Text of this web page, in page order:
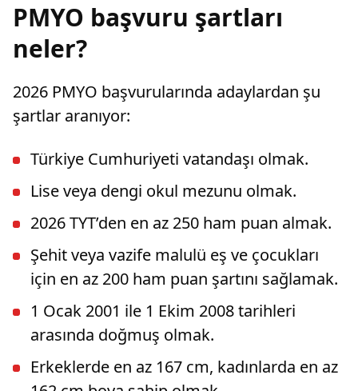
PMYO başvuru şartları
neler?
2026 PMYO başvurularında adaylardan şu
şartlar aranıyor:
Türkiye Cumhuriyeti vatandaşı olmak.
Lise veya dengi okul mezunu olmak.
2026 TYT’den en az 250 ham puan almak.
Şehit veya vazife malulü eş ve çocukları
için en az 200 ham puan şartını sağlamak.
1 Ocak 2001 ile 1 Ekim 2008 tarihleri
arasında doğmuş olmak.
Erkeklerde en az 167 cm, kadınlarda en az